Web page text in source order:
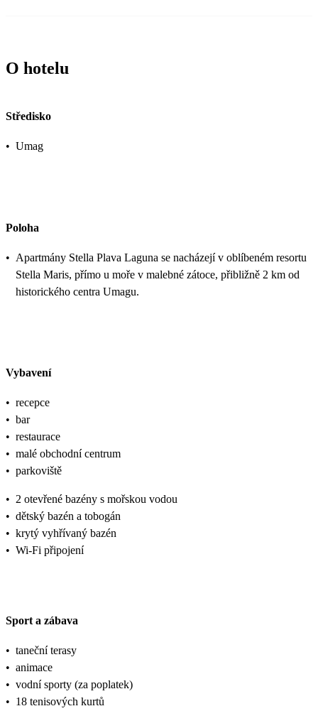
O hotelu
Středisko
• Umag
Poloha
• Apartmány Stella Plava Laguna se nacházejí v oblíbeném resortu
Stella Maris, přímo u moře v malebné zátoce, přibližně 2 km od
historického centra Umagu.
Vybavení
• recepce
• bar
• restaurace
• malé obchodní centrum
• parkoviště
• 2 otevřené bazény s mořskou vodou
• dětský bazén a tobogán
• krytý vyhřívaný bazén
• Wi-Fi připojení
Sport a zábava
• taneční terasy
• animace
• vodní sporty (za poplatek)
• 18 tenisových kurtů